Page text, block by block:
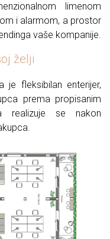
limenom
i alarmom, a prostor
vaše kompanije.
želji
je fleksibilan enterijer,
prema propisanim
realizuje se nakon